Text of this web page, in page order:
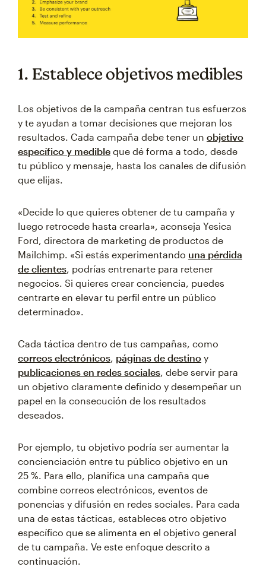
1. Establece objetivos medibles
Los objetivos de la campaña centran tus esfuerzos
y te ayudan a tomar decisiones que mejoran los
resultados. Cada campaña debe tener un objetivo
específico y medible que dé forma a todo, desde
tu público y mensaje, hasta los canales de difusión
que elijas.
«Decide lo que quieres obtener de tu campaña y
luego retrocede hasta crearla», aconseja Yesica
Ford, directora de marketing de productos de
Mailchimp. «Si estás experimentando una pérdida
de clientes, podrías entrenarte para retener
negocios. Si quieres crear conciencia, puedes
centrarte en elevar tu perfil entre un público
determinado».
Cada táctica dentro de tus campañas, como
correos electrónicos, páginas de destino y
publicaciones en redes sociales, debe servir para
un objetivo claramente definido y desempeñar un
papel en la consecución de los resultados
deseados.
Por ejemplo, tu objetivo podría ser aumentar la
concienciación entre tu público objetivo en un
25 %. Para ello, planifica una campaña que
combine correos electrónicos, eventos de
ponencias y difusión en redes sociales. Para cada
una de estas tácticas, estableces otro objetivo
específico que se alimenta en el objetivo general
de tu campaña. Ve este enfoque descrito a
continuación.